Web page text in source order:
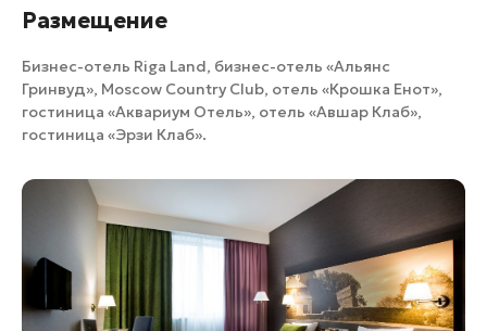
Размещение
Бизнес-отель Riga Land, бизнес-отель «Альянс
Гринвуд», Moscow Country Club, отель «Крошка Енот»,
гостиница «Аквариум Отель», отель «Авшар Клаб»,
гостиница «Эрзи Клаб».